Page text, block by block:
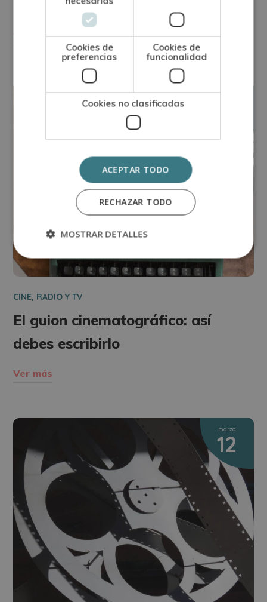
Ver más
diciembre
CINE, RADIO Y TV
El guion cinematográfico: así
debes escribirlo
Ver más
marzo
12
Cookies de
preferencias
Cookies de
funcionalidad
Cookies no clasificadas
ACEPTAR TODO
RECHAZAR TODO
MOSTRAR DETALLES